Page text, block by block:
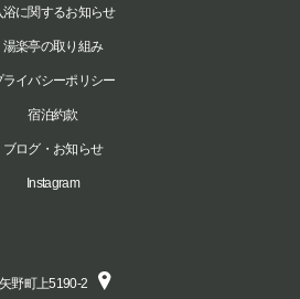
浴に関するお知らせ
湯楽亭の取り組み
ライバシーポリシー
宿泊約款
ブログ・お知らせ
Instagram
野町上5190-2